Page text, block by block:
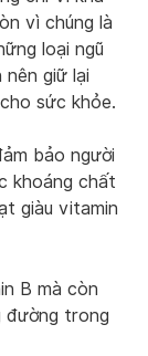
vì chúng là
loại ngũ
giữ lại
sức khỏe.
bảo người
khoáng chất
giàu vitamin
B mà còn
đường trong